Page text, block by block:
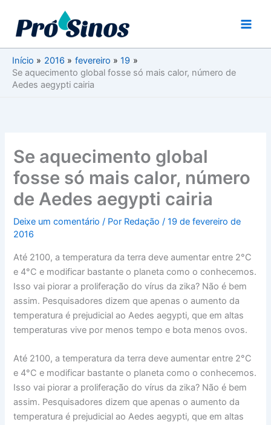
conteúdo
Início
2016 fevereiro
19
Se aquecimento global fosse só mais calor, número de
Aedes aegypti cairia
Se aquecimento global
fosse só mais calor, número
de Aedes aegypti cairia
Deixe um comentário / Por Redação/19 de fevereiro de
2016
Até 2100, a temperatura da terra deve aumentar entre 2°C
e 4°C e modificar bastante o planeta como o conhecemos.
Isso vai piorar a proliferação do vírus da zika? Não é bem
assim. Pesquisadores dizem que apenas o aumento da
temperatura é prejudicial ao Aedes aegypti, que em altas
temperaturas vive por menos tempo e bota menos ovos.
Até 2100, a temperatura da terra deve aumentar entre 2°C
e 4°C e modificar bastante o planeta como o conhecemos.
Isso vai piorar a proliferação do vírus da zika? Não é bem
assim. Pesquisadores dizem que apenas o aumento da
temperatura é prejudicial ao Aedes aegypti, que em altas